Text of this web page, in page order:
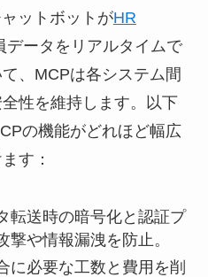
ットボットがHR
データをリアルタイムで
、MCPは各システム間
性を維持します。以下
の機能がどれほど幅広
す：
転送時の暗号化と認証プ
撃や情報漏洩を防止。
に必要な工数と費用を削